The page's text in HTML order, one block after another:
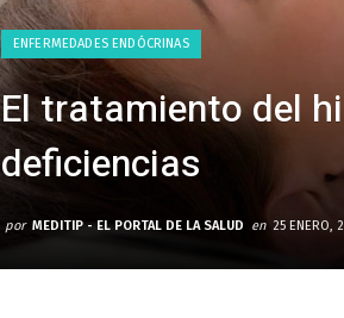
ENFERMEDADES ENDÓCRINAS
El tratamiento del
deficiencias
por MEDITIP - EL PORTAL DE LA SALUD en 25 ENERO,